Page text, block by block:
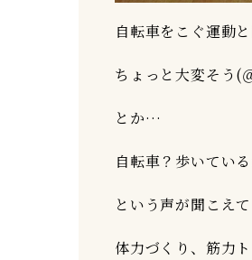
自転車をこぐ運動
ちょっと大変そう(
とか…
自転車？歩いてい
という声が聞こえ
体力づくり、筋力